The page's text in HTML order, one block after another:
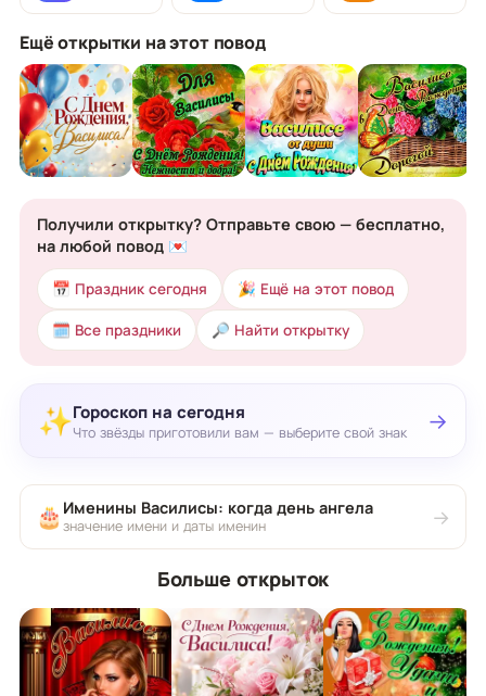
Ещё открытки на этот повод
Получили открытку? Отправьте свою — бесплатно,
на любой повод 💌
📅 Праздник сегодня 🎉 Ещё на этот повод
🗓 Все праздники 🔎 Найти открытку
✨Гороскоп на сегодня
Что звёзды приготовили вам — выберите свой знак →
🎂 Именины Василисы: когда день ангела
значение имени и даты именин →
Больше открыток